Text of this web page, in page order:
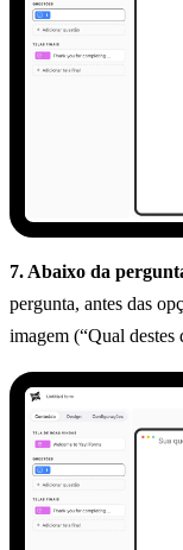
7. Abaixo da
pergunta, antes das
imagem (“Qual destes